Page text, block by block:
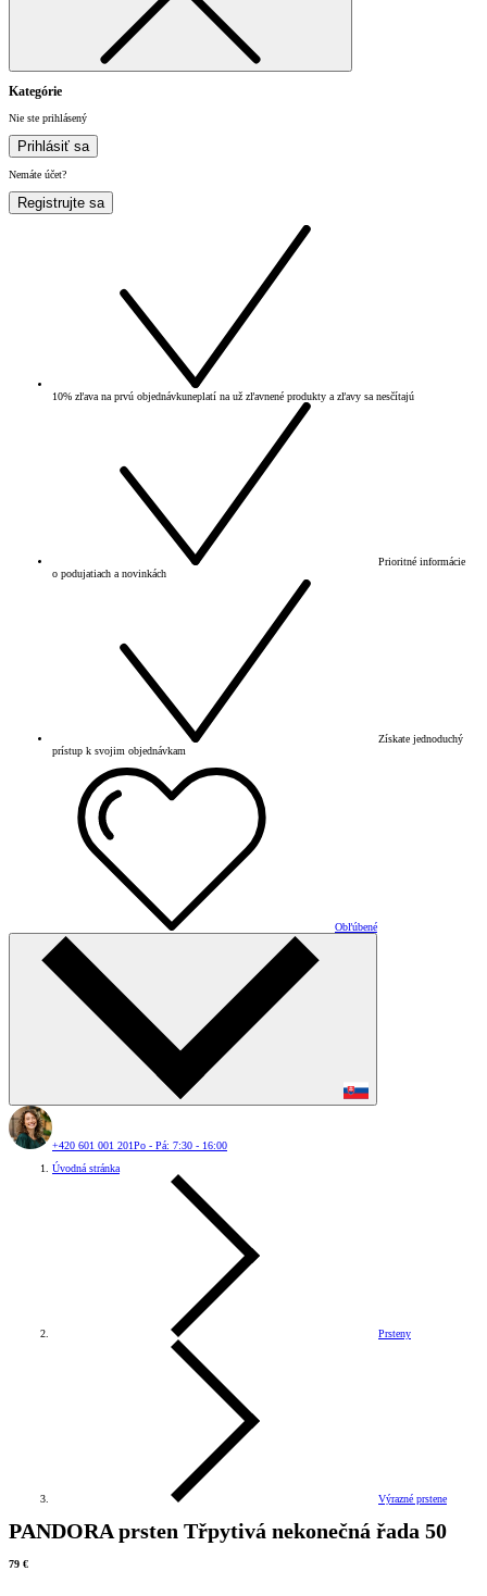
Kategórie
Nie ste prihlásený
Prihlásiť sa
Nemáte účet?
Registrujte sa
10% zľava na prvú objednávkuneplatí na už zľavnené produkty a zľavy sa nesčítajú
Prioritné informácie
o podujatiach a novinkách
Získate jednoduchý
prístup k svojim objednávkam
Obľúbené
+420 601 001 201Po - Pá: 7:30 - 16:00
Úvodná stránka
Prsteny
Výrazné prstene
PANDORA prsten Třpytivá nekonečná řada 50
79 €